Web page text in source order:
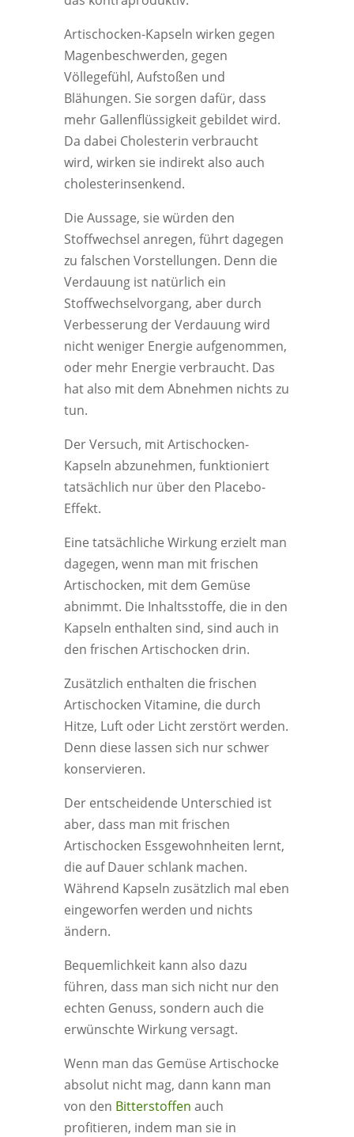
Artischocken-Kapseln wirken gegen
Magenbeschwerden, gegen
Völlegefühl, Aufstoßen und
Blähungen. Sie sorgen dafür, dass
mehr Gallenflüssigkeit gebildet wird.
Da dabei Cholesterin verbraucht
wird, wirken sie indirekt also auch
cholesterinsenkend.
Die Aussage, sie würden den
Stoffwechsel anregen, führt dagegen
zu falschen Vorstellungen. Denn die
Verdauung ist natürlich ein
Stoffwechselvorgang, aber durch
Verbesserung der Verdauung wird
nicht weniger Energie aufgenommen,
oder mehr Energie verbraucht. Das
hat also mit dem Abnehmen nichts zu
tun.
Der Versuch, mit Artischocken-
Kapseln abzunehmen, funktioniert
tatsächlich nur über den Placebo-
Effekt.
Eine tatsächliche Wirkung erzielt man
dagegen, wenn man mit frischen
Artischocken, mit dem Gemüse
abnimmt. Die Inhaltsstoffe, die in den
Kapseln enthalten sind, sind auch in
den frischen Artischocken drin.
Zusätzlich enthalten die frischen
Artischocken Vitamine, die durch
Hitze, Luft oder Licht zerstört werden.
Denn diese lassen sich nur schwer
konservieren.
Der entscheidende Unterschied ist
aber, dass man mit frischen
Artischocken Essgewohnheiten lernt,
die auf Dauer schlank machen.
Während Kapseln zusätzlich mal eben
eingeworfen werden und nichts
ändern.
Bequemlichkeit kann also dazu
führen, dass man sich nicht nur den
echten Genuss, sondern auch die
erwünschte Wirkung versagt.
Wenn man das Gemüse Artischocke
absolut nicht mag, dann kann man
von den Bitterstoffen auch
profitieren, indem man sie in